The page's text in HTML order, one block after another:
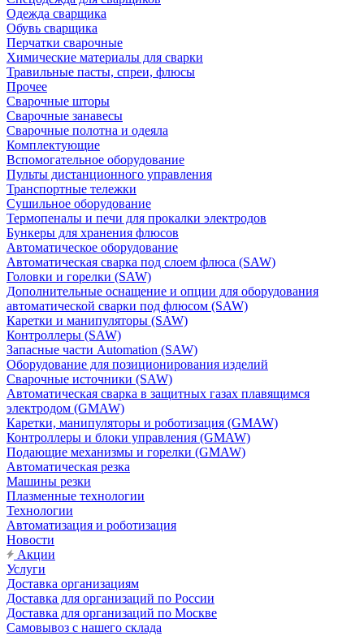
Одежда сварщика
Обувь сварщика
Перчатки сварочные
Химические материалы для сварки
Травильные пасты, спреи, флюсы
Прочее
Сварочные шторы
Сварочные занавесы
Сварочные полотна и одеяла
Комплектующие
Вспомогательное оборудование
Пульты дистанционного управления
Транспортные тележки
Сушильное оборудование
Термопеналы и печи для прокалки электродов
Бункеры для хранения флюсов
Автоматическое оборудование
Автоматическая сварка под слоем флюса (SAW)
Головки и горелки (SAW)
Дополнительные оснащение и опции для оборудования
автоматической сварки под флюсом (SAW)
Каретки и манипуляторы (SAW)
Контроллеры (SAW)
Запасные части Automation (SAW)
Оборудование для позиционирования изделий
Сварочные источники (SAW)
Автоматическая сварка в защитных газах плавящимся
электродом (GMAW)
Каретки, манипуляторы и роботизация (GMAW)
Контроллеры и блоки управления (GMAW)
Подающие механизмы и горелки (GMAW)
Автоматическая резка
Машины резки
Плазменные технологии
Технологии
Автоматизация и роботизация
Новости
Акции
Услуги
Доставка организациям
Доставка для организаций по России
Доставка для организаций по Москве
Самовывоз с нашего склада